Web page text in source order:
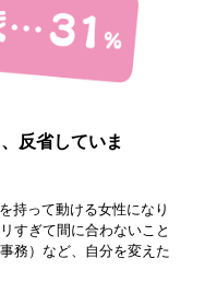
反省していま
持って動ける女性になり
すぎて間に合わないこと
務）など、自分を変えた